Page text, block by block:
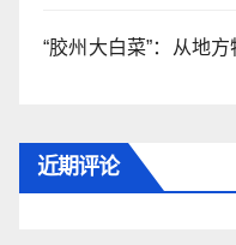
“胶州大白菜”：从地
近期评论